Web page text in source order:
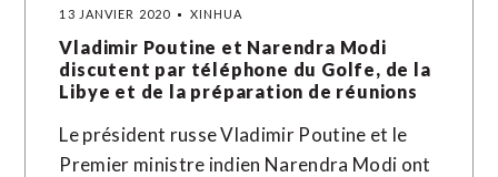
13 JANVIER 2020 XINHUA
Vladimir Poutine et Narendra Modi
discutent par téléphone du Golfe, de la
Libye et de la préparation de réunions
Le président russe Vladimir Poutine et le
Premier ministre indien Narendra Modi ont